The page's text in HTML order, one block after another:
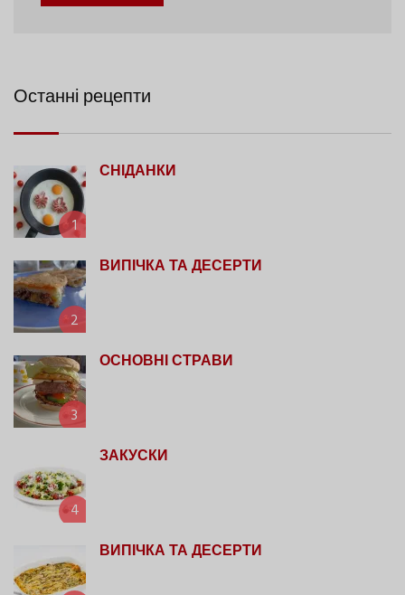
Останні рецепти
1
СНІДАНКИ
2
ВИПІЧКА ТА ДЕСЕРТИ
3
ОСНОВНІ СТРАВИ
4
ЗАКУСКИ
ВИПІЧКА ТА ДЕСЕРТИ